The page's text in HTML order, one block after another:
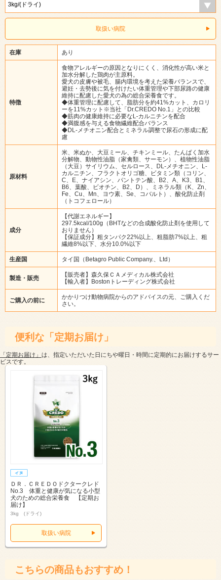
取扱い病院
在庫 あり
特徴
食物アレルギーの原因となりにくく、消化性が高い米と
加水分解した鶏肉が主原料。
愛犬の皮膚や被毛、腸内環境を考えた栄養バランスで、
避妊・去勢後に気を付けたい体重管理や下部尿路の健康
維持に配慮した愛犬の為の総合栄養食です。
◆体重管理に配慮して、脂肪分を約41%カット、カロリ
ーを11%カット※当社「Dr.CREDO No.1」との比較
◆筋肉の健康維持に必要なL-カルニチンを配合
◆満腹感を与える食物繊維配合バランス
◆DL-メチオニン配合とミネラル調整で尿石の形成に配
慮
原材料
米、米ぬか、大豆ミール、チキンミール、たんぱく加水
分解物、動物性油脂（家禽類、サーモン）、植物性油脂
（大豆）サイリウム、セルロース、DL-メチオニン、L-
カルニチン、フラクトオリゴ糖、ビタミン類（コリン、
C、E、ナイアシン、パントテン酸、B2、A、K3、B1、
B6、葉酸、ビオチン、B2、D）、ミネラル類（K、Zn、
Fe、Cu、Mn、ヨウ素、Se、コバルト）、酸化防止剤
（トコフェロール）
成分
【代謝エネルギー】
297.5kcal/100g（BHTなどの合成酸化防止剤を使用して
おりません）
【保証成分】粗タンパク22%以上、粗脂肪7%以上、粗
繊維8%以下、水分10.0%以下
生産国 タイ国（Betagro Public Company.、Ltd）
製造・販売
【販売者】森久保ＣＡメディカル株式会社
【輸入者】Bostonトレーディング株式会社
ご購入の前に
かかりつけ動物病院からのアドバイスの元、ご購入くだ
さい。
便利な「定期お届け」
「定期お届け」 は、指定いただいた日にちや曜日・時間に定期的にお届けするサー
ビスです。
ＤＲ．ＣＲＥＤＯドクタークレド
No.3 体重と健康が気になる小型
犬のための総合栄養食 【定期お
届け】
3kg (ドライ)
取扱い病院
こちらの商品もおすすめ！